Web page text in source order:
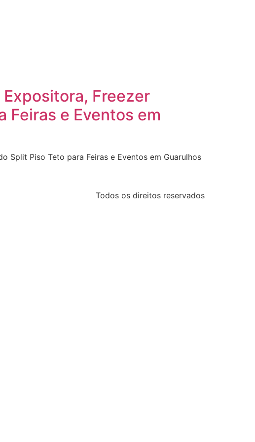
Freezer
Feiras e Eventos em
Split Piso Teto para Feiras e Eventos em Guarulhos
Todos os direitos reservados